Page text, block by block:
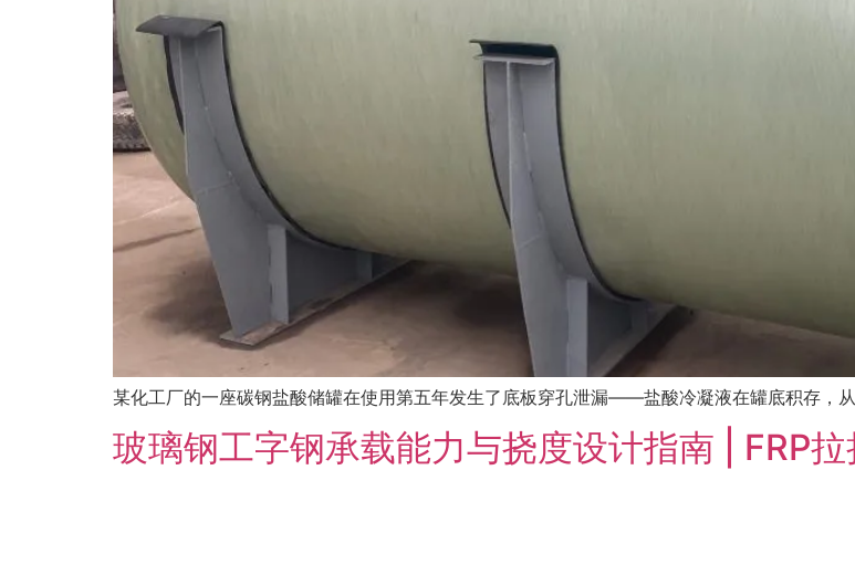
某化工厂的一座碳钢盐酸储罐在使用第五年发生了底板穿孔泄漏——盐酸冷凝液在罐底积存，
玻璃钢工字钢承载能力与挠度设计指南 | FRP